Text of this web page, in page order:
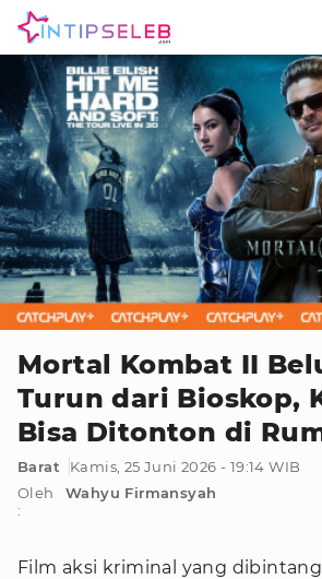
Mortal Kombat II
Turun dari Bioskop,
Bisa Ditonton di
Barat
Kamis, 25 Juni 2026 - 19:14 WIB
Oleh
:
Wahyu Firmansyah
Film aksi kriminal yang